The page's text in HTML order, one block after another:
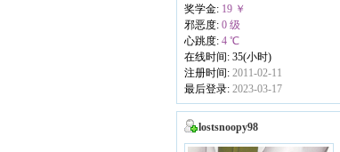
奖学金: 19 ￥
邪恶度: 0 级
心跳度: 4 ℃
在线时间: 35(小时)
注册时间: 2011-02-11
最后登录: 2023-03-17
lostsnoopy98